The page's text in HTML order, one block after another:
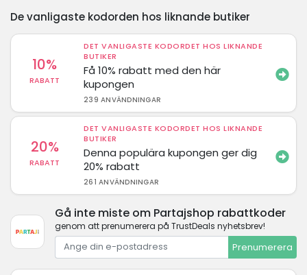
De vanligaste kodorden hos liknande butiker
10%
RABATT
DET VANLIGASTE KODORDET HOS LIKNANDE
BUTIKER
Få 10% rabatt med den här
kupongen
239 ANVÄNDNINGAR
20%
RABATT
DET VANLIGASTE KODORDET HOS LIKNANDE
BUTIKER
Denna populära kupongen ger dig
20% rabatt
261 ANVÄNDNINGAR
Gå inte miste om Partajshop rabattkoder
genom att prenumerera på TrustDeals nyhetsbrev!
Prenumerera